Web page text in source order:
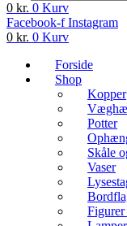
0 kr. 0 Kurv
Facebook-f Instagram
0 kr. 0 Kurv
Forside
Shop
Kopper
Potter
Skåle
Vaser